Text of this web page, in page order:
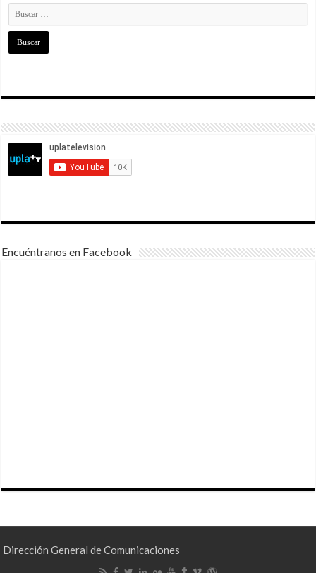
Encuéntranos en Facebook
Dirección General de Comunicaciones